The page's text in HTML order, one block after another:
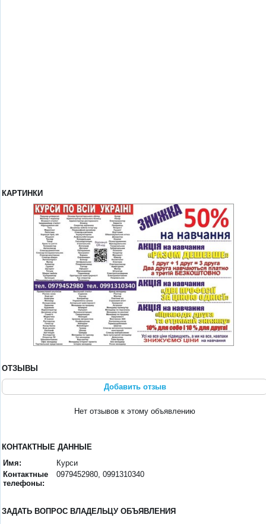
КАРТИНКИ
ОТЗЫВЫ
Добавить отзыв
Нет отзывов к этому объявлению
КОНТАКТНЫЕ ДАННЫЕ
Имя:
Курси
Контактные
телефоны:
0979452980, 0991310340
ЗАДАТЬ ВОПРОС ВЛАДЕЛЬЦУ ОБЪЯВЛЕНИЯ